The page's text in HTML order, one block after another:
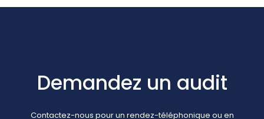
Demandez un audit
Contactez-nous pour un rendez-téléphonique ou en